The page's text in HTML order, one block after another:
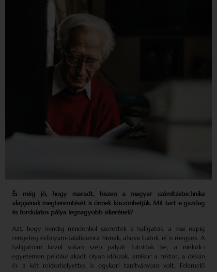
És még jó, hogy maradt, hiszen a magyar számítástechnika
alapjainak megteremtését is önnek köszönhetjük. Mit tart e gazdag
és fordulatos pálya legnagyobb sikerének?
Azt, hogy mindig mindenhol szerettek a hallgatók, a mai napig
rengeteg évfolyam-találkozóra hívnak, ahova tudok, el is megyek. A
hallgatóim közül sokan szép pályát futottak be, a miskolci
egyetemen például akadt olyan időszak, amikor a rektor, a dékán
és a két rektorhelyettes is egykori tanítványom volt. Felemelő